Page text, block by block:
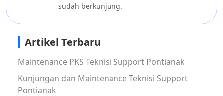
sudah berkunjung.
Artikel Terbaru
Maintenance PKS Teknisi Support Pontianak
Kunjungan dan Maintenance Teknisi Support
Pontianak